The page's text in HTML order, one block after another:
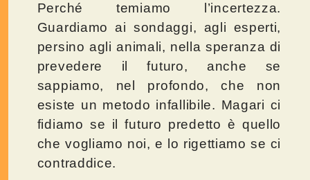
Perché temiamo l’incertezza.
Guardiamo ai sondaggi, agli esperti,
persino agli animali, nella speranza di
prevedere il futuro, anche se
sappiamo, nel profondo, che non
esiste un metodo infallibile. Magari ci
fidiamo se il futuro predetto è quello
che vogliamo noi, e lo rigettiamo se ci
contraddice.